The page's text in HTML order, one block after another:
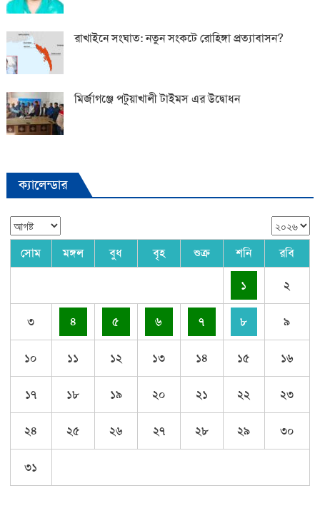
রাখাইনে সংঘাত: নতুন সংকটে রোহিঙ্গা প্রত্যাবাসন?
মির্জাগঞ্জে পটুয়াখালী টাইমস এর উদ্বোধন
ক্যালেন্ডার
সোম মঙ্গল বুধ বৃহ শুক্র শনি রবি
১ ২
৩ ৪ ৫ ৬ ৭ ৮ ৯
১০ ১১ ১২ ১৩ ১৪ ১৫ ১৬
১৭ ১৮ ১৯ ২০ ২১ ২২ ২৩
২৪ ২৫ ২৬ ২৭ ২৮ ২৯ ৩০
৩১